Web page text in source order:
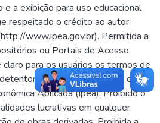
a exibição para uso educacional
respeitado o crédito ao autor
www.ipea.gov.br). Permitida a
ou Portais de Acesso
para os usuários os termos de
dos direitos autorais, o
Aplicada (Ipea). Proibido o
lucrativas em qualquer